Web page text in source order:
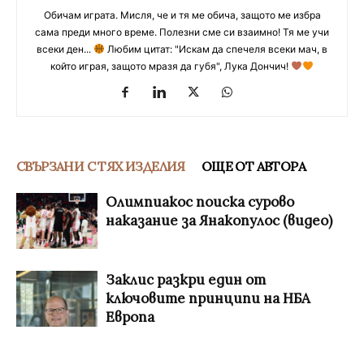
Обичам играта. Мисля, че и тя ме обича, защото ме избра
сама преди много време. Полезни сме си взаимно! Тя ме учи
всеки ден...
Любим цитат: "Искам да спечеля всеки мач, в
който играя, защото мразя да губя", Лука Дончич!
СВЪРЗАНИ С ТЯХ ИЗДЕЛИЯ ОЩЕ ОТ АВТОРА
Олимпиакос поиска сурово
наказание за Янакопулос (видео)
Заклис разкри един от
ключовите принципи на НБА
Европа